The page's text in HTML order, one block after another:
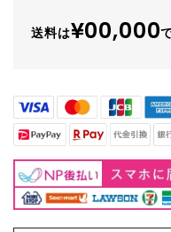
送料は¥00,000